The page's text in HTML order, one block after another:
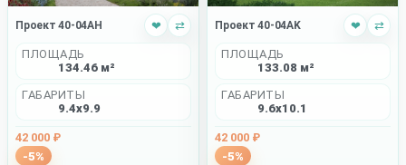
Проект 40-04AH ❤ ⇄
ПЛОЩАДЬ
134.46 м²
ГАБАРИТЫ
9.4x9.9
42 000 ₽
-5%
Проект 40-04AK ❤ ⇄
ПЛОЩАДЬ
133.08 м²
ГАБАРИТЫ
9.6x10.1
42 000 ₽
-5%